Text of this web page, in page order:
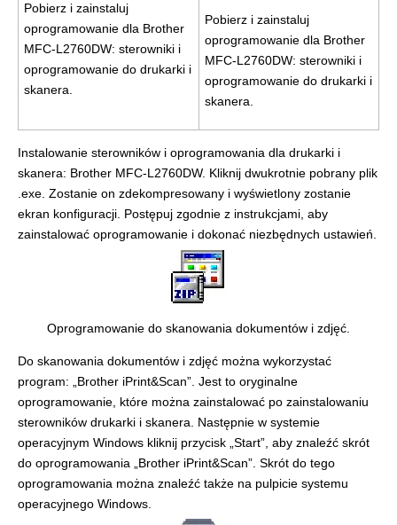
Pobierz i zainstaluj
oprogramowanie dla Brother
MFC-L2760DW: sterowniki i
oprogramowanie do drukarki i
skanera.
Pobierz i zainstaluj
oprogramowanie dla Brother
MFC-L2760DW: sterowniki i
oprogramowanie do drukarki i
skanera.
Instalowanie sterowników i oprogramowania dla drukarki i
skanera: Brother MFC-L2760DW. Kliknij dwukrotnie pobrany plik
.exe. Zostanie on zdekompresowany i wyświetlony zostanie
ekran konfiguracji. Postępuj zgodnie z instrukcjami, aby
zainstalować oprogramowanie i dokonać niezbędnych ustawień.
Oprogramowanie do skanowania dokumentów i zdjęć.
Do skanowania dokumentów i zdjęć można wykorzystać
program: „Brother iPrint&Scan”. Jest to oryginalne
oprogramowanie, które można zainstalować po zainstalowaniu
sterowników drukarki i skanera. Następnie w systemie
operacyjnym Windows kliknij przycisk „Start”, aby znaleźć skrót
do oprogramowania „Brother iPrint&Scan”. Skrót do tego
oprogramowania można znaleźć także na pulpicie systemu
operacyjnego Windows.